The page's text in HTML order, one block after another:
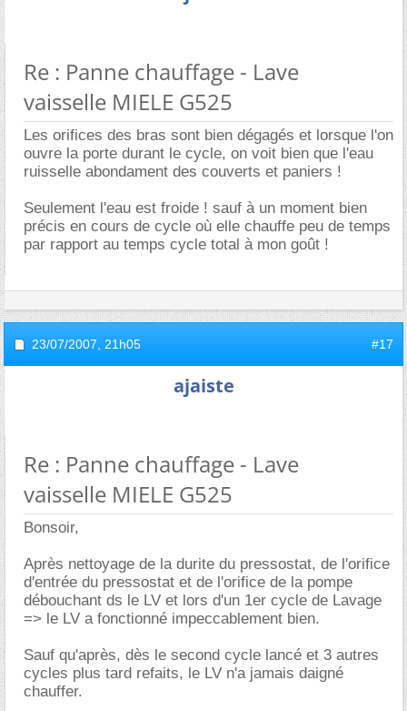
Re : Panne chauffage - Lave
vaisselle MIELE G525
Les orifices des bras sont bien dégagés et lorsque l'on
ouvre la porte durant le cycle, on voit bien que l'eau
ruisselle abondament des couverts et paniers !
Seulement l'eau est froide ! sauf à un moment bien
précis en cours de cycle où elle chauffe peu de temps
par rapport au temps cycle total à mon goût !
23/07/2007, 21h05 #17
ajaiste
Re : Panne chauffage - Lave
vaisselle MIELE G525
Bonsoir,
Après nettoyage de la durite du pressostat, de l'orifice
d'entrée du pressostat et de l'orifice de la pompe
débouchant ds le LV et lors d'un 1er cycle de Lavage
=> le LV a fonctionné impeccablement bien.
Sauf qu'après, dès le second cycle lancé et 3 autres
cycles plus tard refaits, le LV n'a jamais daigné
chauffer.